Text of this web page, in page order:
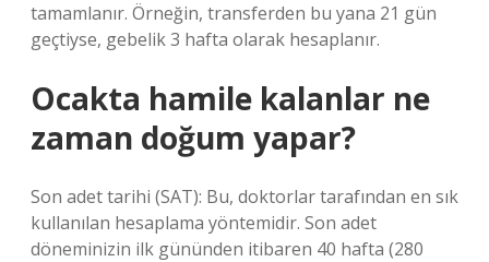
tamamlanır. Örneğin, transferden bu yana 21 gün
geçtiyse, gebelik 3 hafta olarak hesaplanır.
Ocakta hamile kalanlar ne
zaman doğum yapar?
Son adet tarihi (SAT): Bu, doktorlar tarafından en sık
kullanılan hesaplama yöntemidir. Son adet
döneminizin ilk gününden itibaren 40 hafta (280